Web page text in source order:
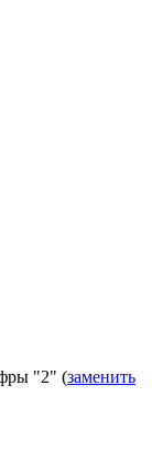
"2" (заменить